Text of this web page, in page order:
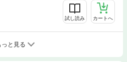
試し読み カートへ
っと見る